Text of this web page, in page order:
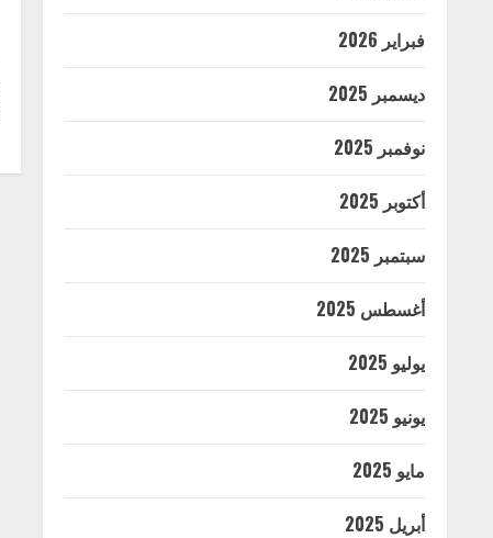
فبراير 2026
ديسمبر 2025
نوفمبر 2025
أكتوبر 2025
سبتمبر 2025
أغسطس 2025
يوليو 2025
يونيو 2025
مايو 2025
أبريل 2025